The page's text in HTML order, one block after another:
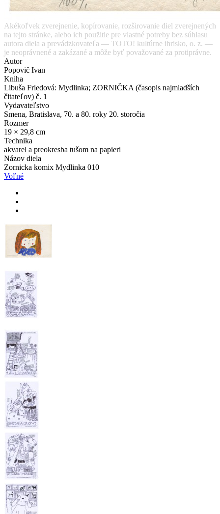
Akékoľvek zverejnenie, kopírovanie, rozširovanie diel zverejnených
na tejto stránke, alebo ich použitie pre vlastné potreby bez súhlasu
autora diela a prevádzkovateľa — TOTO! kultúrne ihrisko, o. z. —
je neoprávnené a zakázané a môže byť považované za protiprávne.
Autor
Popovič Ivan
Kniha
Libuša Friedová: Mydlinka; ZORNIČKA (časopis najmladších
čitateľov) č. 1
Vydavateľstvo
Smena, Bratislava, 70. a 80. roky 20. storočia
Rozmer
19 × 29,8 cm
Technika
akvarel a preokresba tušom na papieri
Názov diela
Zornicka komix Mydlinka 010
Voľné